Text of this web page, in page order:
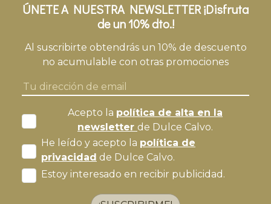
ÚNETE A NUESTRA NEWSLETTER ¡Disfruta
de un 10% dto.!
Al suscribirte obtendrás un 10% de descuento
no acumulable con otras promociones
Acepto la política de alta en la
newsletter de Dulce Calvo.
He leído y acepto la política de
privacidad de Dulce Calvo.
Estoy interesado en recibir publicidad.